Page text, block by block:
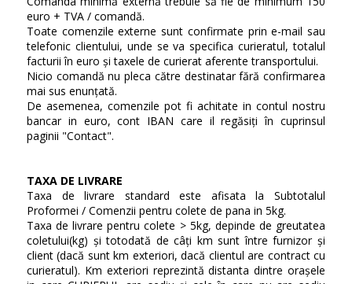
euro + TVA / comandă.
Toate comenzile externe sunt confirmate prin e-mail sau
telefonic clientului, unde se va specifica curieratul, totalul
facturii în euro și taxele de curierat aferente transportului.
Nicio comandă nu pleca către destinatar fără confirmarea
mai sus enunțată.
De asemenea, comenzile pot fi achitate in contul nostru
bancar in euro, cont IBAN care il regăsiți în cuprinsul
paginii "Contact".
TAXA DE LIVRARE
Taxa de livrare standard este afisata la Subtotalul
Proformei / Comenzii pentru colete de pana in 5kg.
Taxa de livrare pentru colete > 5kg, depinde de greutatea
coletului(kg) și totodată de câți km sunt între furnizor și
client (dacă sunt km exteriori, dacă clientul are contract cu
curieratul). Km exteriori reprezintă distanta dintre orașele